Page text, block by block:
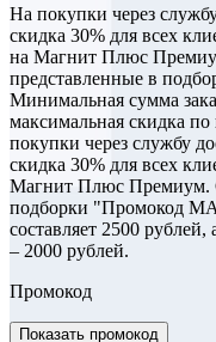
На покупки через
скидка 30% для всех
на Магнит Плюс
представленные в
Минимальная сумма
максимальная скидка
покупки через службу
скидка 30% для всех
Магнит Плюс Премиум.
подборки "Промокод
составляет 2500
– 2000 рублей.
Промокод
Показать промокод